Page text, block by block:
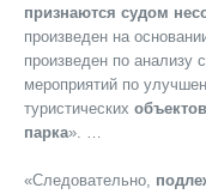
признаются судом
произведен на
произведен по анализу
мероприятий по
туристических
парка». …
«Следовательно,